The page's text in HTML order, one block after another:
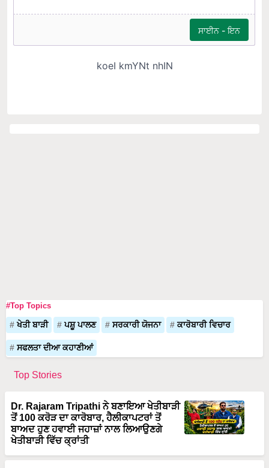
#Top Topics
ਖੇਤੀ ਬਾੜੀ ਪਸ਼ੂ ਪਾਲਣ ਸਰਕਾਰੀ ਯੋਜਨਾ ਕਾਰੋਬਾਰੀ ਵਿਚਾਰ
ਸਫਲਤਾ ਦੀਆ ਕਹਾਣੀਆਂ
Top Stories
Dr. Rajaram Tripathi ਨੇ ਬਣਾਇਆ ਖੇਤੀਬਾੜੀ
ਤੋਂ 100 ਕਰੋੜ ਦਾ ਕਾਰੋਬਾਰ, ਹੈਲੀਕਾਪਟਰਾਂ ਤੋਂ
ਬਾਅਦ ਹੁਣ ਹਵਾਈ ਜਹਾਜ਼ਾਂ ਨਾਲ ਲਿਆਉਣਗੇ
ਖੇਤੀਬਾੜੀ ਵਿੱਚ ਕ੍ਰਾਂਤੀ